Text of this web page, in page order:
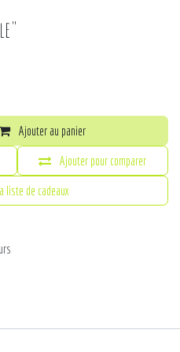
Ajouter au panier
Ajouter pour comparer
liste de cadeaux